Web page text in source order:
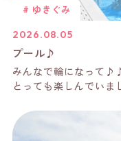
# ゆきぐみ
2026.08.05
プール♪
みんなで輪になって
とっても楽しんでいま